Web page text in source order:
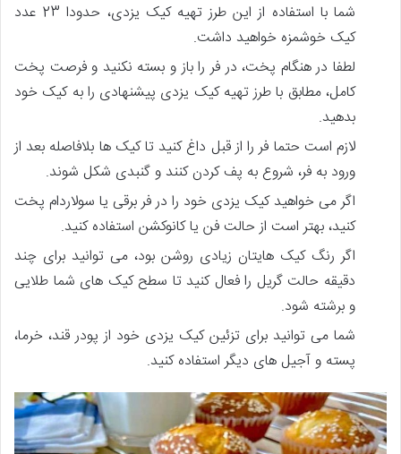
شما با استفاده از این طرز تهیه کیک یزدی، حدودا 23 عدد
کیک خوش­مزه خواهید داشت.
لطفا در هنگام پخت، در فر را باز و بسته نکنید و فرصت پخت
کامل، مطابق با طرز تهیه کیک یزدی پیشنهادی را به کیک خود
بدهید.
لازم است حتما فر را از قبل داغ کنید تا کیک ­ها بلافاصله بعد از
ورود به فر، شروع به پف کردن کنند و گنبدی شکل شوند.
اگر می­ خواهید کیک یزدی خود را در فر برقی یا سولاردام پخت
کنید، بهتر است از حالت فن یا کانوکشن استفاده کنید.
اگر رنگ کیک­ هایتان زیادی روشن بود، می ­توانید برای چند
دقیقه حالت گریل را فعال کنید تا سطح کیک ­های شما طلایی
و برشته­ شود.
شما می ­توانید برای تزئین کیک یزدی خود از پودر قند، خرما،
پسته و آجیل­ های دیگر استفاده کنید.